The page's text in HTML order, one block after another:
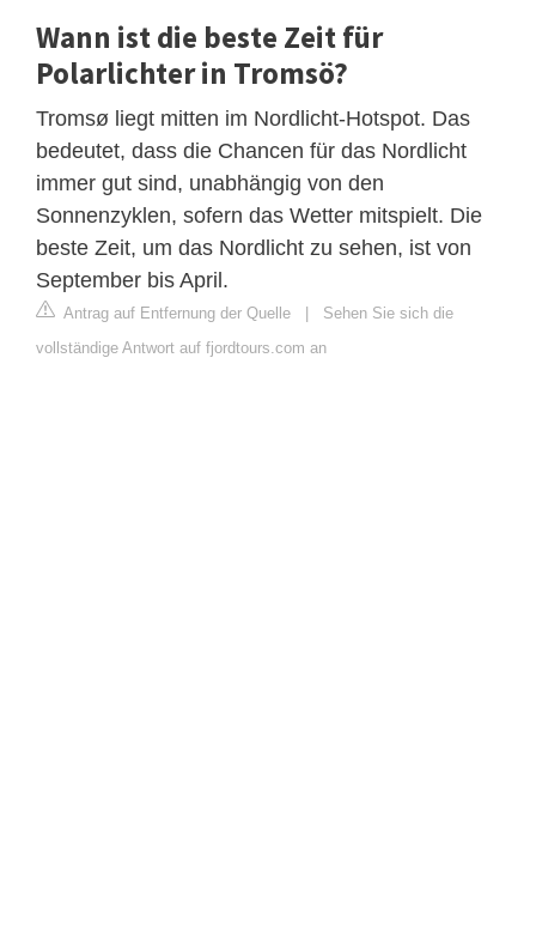
Wann ist die beste Zeit für
Polarlichter in Tromsö?
Tromsø liegt mitten im Nordlicht-Hotspot. Das
bedeutet, dass die Chancen für das Nordlicht
immer gut sind, unabhängig von den
Sonnenzyklen, sofern das Wetter mitspielt. Die
beste Zeit, um das Nordlicht zu sehen, ist von
September bis April.
Antrag auf Entfernung der Quelle | Sehen Sie sich die
vollständige Antwort auf fjordtours.com an